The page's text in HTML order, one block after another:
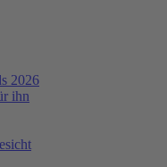
2026
ihn